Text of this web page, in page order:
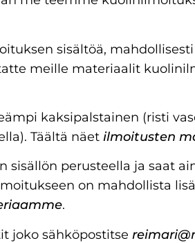
sisältöä,
meille materiaalit
kaksipalstainen (risti
Täältä näetilmoitusten
perusteella ja saat
on mahdollista
.
joko sähköpostitse